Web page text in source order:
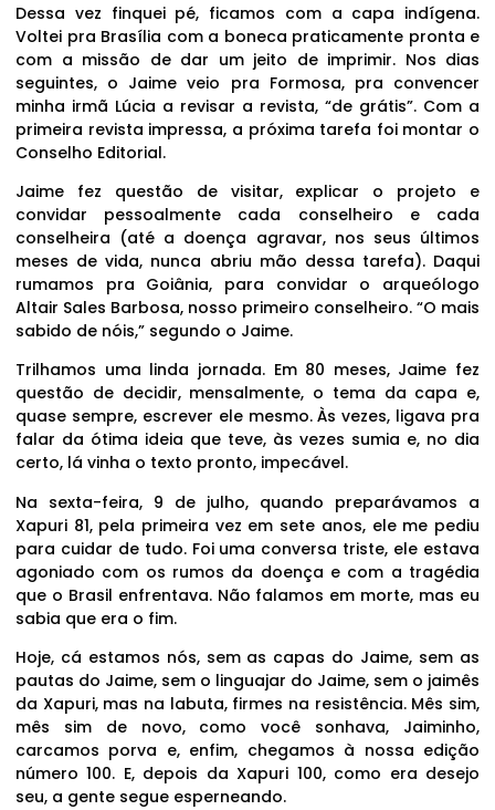
Dessa vez finquei pé, ficamos com a capa indígena.
Voltei pra Brasília com a boneca praticamente pronta e
com a missão de dar um jeito de imprimir. Nos dias
seguintes, o Jaime veio pra Formosa, pra convencer
minha irmã Lúcia a revisar a revista, “de grátis”. Com a
primeira revista impressa, a próxima tarefa foi montar o
Conselho Editorial.
Jaime fez questão de visitar, explicar o projeto e
convidar pessoalmente cada conselheiro e cada
conselheira (até a doença agravar, nos seus últimos
meses de vida, nunca abriu mão dessa tarefa). Daqui
rumamos pra Goiânia, para convidar o arqueólogo
Altair Sales Barbosa, nosso primeiro conselheiro. “O mais
sabido de nóis,” segundo o Jaime.
Trilhamos uma linda jornada. Em 80 meses, Jaime fez
questão de decidir, mensalmente, o tema da capa e,
quase sempre, escrever ele mesmo. Às vezes, ligava pra
falar da ótima ideia que teve, às vezes sumia e, no dia
certo, lá vinha o texto pronto, impecável.
Na sexta-feira, 9 de julho, quando preparávamos a
Xapuri 81, pela primeira vez em sete anos, ele me pediu
para cuidar de tudo. Foi uma conversa triste, ele estava
agoniado com os rumos da doença e com a tragédia
que o Brasil enfrentava. Não falamos em morte, mas eu
sabia que era o fim.
Hoje, cá estamos nós, sem as capas do Jaime, sem as
pautas do Jaime, sem o linguajar do Jaime, sem o jaimês
da Xapuri, mas na labuta, firmes na resistência. Mês sim,
mês sim de novo, como você sonhava, Jaiminho,
carcamos porva e, enfim, chegamos à nossa edição
número 100. E, depois da Xapuri 100, como era desejo
seu, a gente segue esperneando.